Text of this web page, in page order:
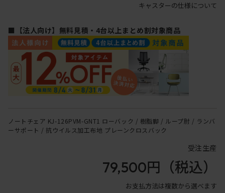
キャスターの仕様について
■【法人向け】無料見積・4台以上まとめ割対象商品
ノートチェア KJ-126PVM-GNT1 ローバック / 樹脂脚 / ループ肘 / ランバ
ーサポート / 抗ウイルス加工布地 プレーンクロスバック
受注生産
79,500円 （税込）
お支払方法は複数から選べます